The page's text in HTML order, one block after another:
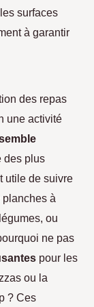
surfaces
à garantir
des repas
une activité
des plus
utile de suivre
à
ou
ne pas
pour les
ou la
? Ces